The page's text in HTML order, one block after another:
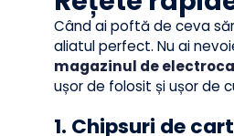
Rețete
Când ai poftă de ceva
aliatul perfect. Nu ai
ușor de folosit și ușor